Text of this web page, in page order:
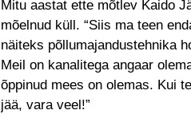
Mitu aastat ette mõtlev Kaido
mõelnud küll. “Siis ma teen
näiteks põllumajandustehnika
Meil on kanalitega angaar
õppinud mees on olemas. Kui
jää, vara veel!”